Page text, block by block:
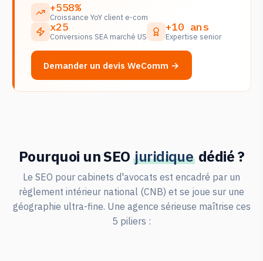
+558%
Croissance YoY client e-com
x25
Conversions SEA marché US
+10 ans
Expertise senior
Demander un devis WeComm →
Pourquoi un SEOjuridique dédié ?
Le SEO pour cabinets d'avocats est encadré par un
règlement intérieur national (CNB) et se joue sur une
géographie ultra-fine. Une agence sérieuse maîtrise ces
5 piliers :